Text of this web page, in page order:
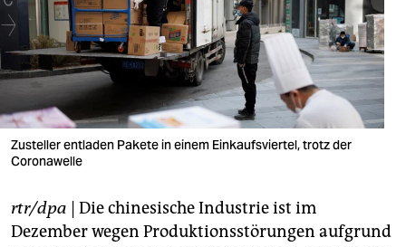
nord
wahrheit
verlag
verlag
veranstaltungen
shop
fragen & hilfe
Zusteller entladen Pakete in einem Einkaufsviertel, trotz der
Coronawelle
rtr/dpa | Die chinesische Industrie ist im
Dezember wegen Produktionsstörungen aufgrund